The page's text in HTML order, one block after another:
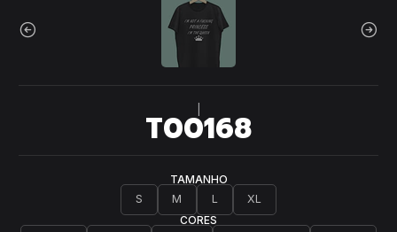
T00168
TAMANHO
S
M L
XL
CORES